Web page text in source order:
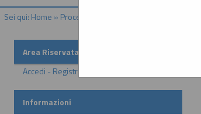
Sei qui: Home » Procedure d'appalto e contratti
Area Riservata
Accedi - Registrati
Informazioni